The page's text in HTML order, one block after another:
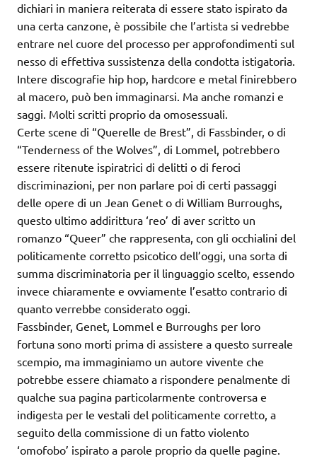
dichiari in maniera reiterata di essere stato ispirato da
una certa canzone, è possibile che l’artista si vedrebbe
entrare nel cuore del processo per approfondimenti sul
nesso di effettiva sussistenza della condotta istigatoria.
Intere discografie hip hop, hardcore e metal finirebbero
al macero, può ben immaginarsi. Ma anche romanzi e
saggi. Molti scritti proprio da omosessuali.
Certe scene di “Querelle de Brest”, di Fassbinder, o di
“Tenderness of the Wolves”, di Lommel, potrebbero
essere ritenute ispiratrici di delitti o di feroci
discriminazioni, per non parlare poi di certi passaggi
delle opere di un Jean Genet o di William Burroughs,
questo ultimo addirittura ‘reo’ di aver scritto un
romanzo “Queer” che rappresenta, con gli occhialini del
politicamente corretto psicotico dell’oggi, una sorta di
summa discriminatoria per il linguaggio scelto, essendo
invece chiaramente e ovviamente l’esatto contrario di
quanto verrebbe considerato oggi.
Fassbinder, Genet, Lommel e Burroughs per loro
fortuna sono morti prima di assistere a questo surreale
scempio, ma immaginiamo un autore vivente che
potrebbe essere chiamato a rispondere penalmente di
qualche sua pagina particolarmente controversa e
indigesta per le vestali del politicamente corretto, a
seguito della commissione di un fatto violento
‘omofobo’ ispirato a parole proprio da quelle pagine.